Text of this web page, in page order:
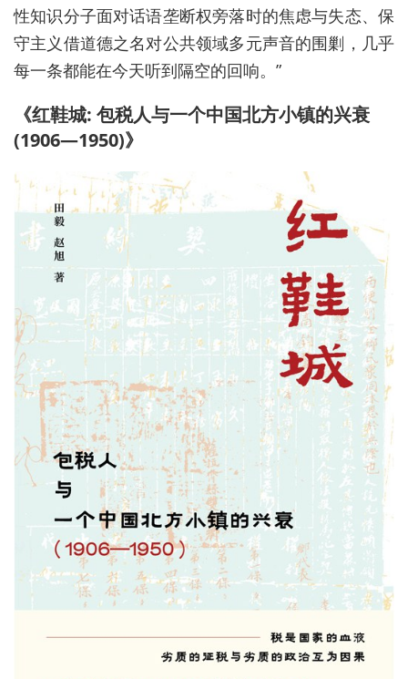
性知识分子面对话语垄断权旁落时的焦虑与失态、保
守主义借道德之名对公共领域多元声音的围剿，几乎
每一条都能在今天听到隔空的回响。”
《红鞋城: 包税人与一个中国北方小镇的兴衰
(1906—1950)》